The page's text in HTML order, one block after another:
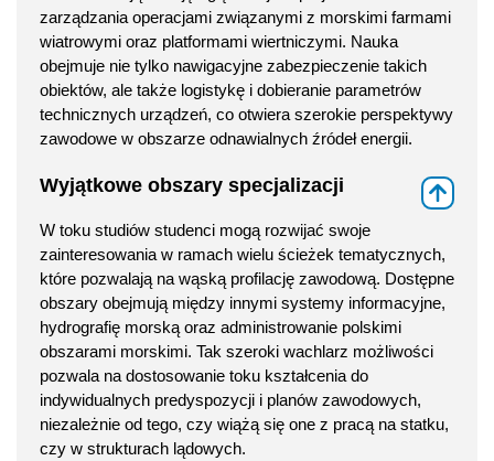
zarządzania operacjami związanymi z morskimi farmami
wiatrowymi oraz platformami wiertniczymi. Nauka
obejmuje nie tylko nawigacyjne zabezpieczenie takich
obiektów, ale także logistykę i dobieranie parametrów
technicznych urządzeń, co otwiera szerokie perspektywy
zawodowe w obszarze odnawialnych źródeł energii.
Wyjątkowe obszary specjalizacji
W toku studiów studenci mogą rozwijać swoje
zainteresowania w ramach wielu ścieżek tematycznych,
które pozwalają na wąską profilację zawodową. Dostępne
obszary obejmują między innymi systemy informacyjne,
hydrografię morską oraz administrowanie polskimi
obszarami morskimi. Tak szeroki wachlarz możliwości
pozwala na dostosowanie toku kształcenia do
indywidualnych predyspozycji i planów zawodowych,
niezależnie od tego, czy wiążą się one z pracą na statku,
czy w strukturach lądowych.